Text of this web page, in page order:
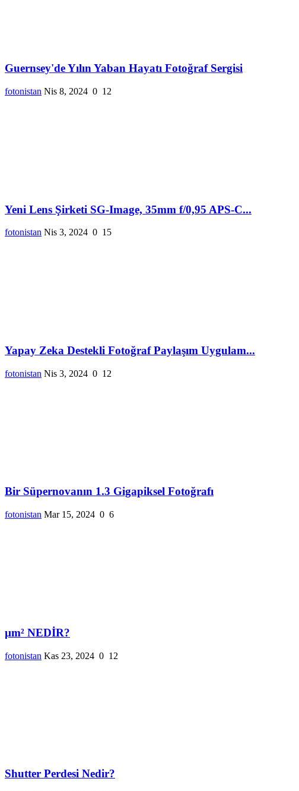
Guernsey'de Yılın Yaban Hayatı Fotoğraf Sergisi
fotonistan Nis 8, 2024 0 12
Yeni Lens Şirketi SG-Image, 35mm f/0,95 APS-C...
fotonistan Nis 3, 2024 0 15
Yapay Zeka Destekli Fotoğraf Paylaşım Uygulam...
fotonistan Nis 3, 2024 0 12
Bir Süpernovanın 1.3 Gigapiksel Fotoğrafı
fotonistan Mar 15, 2024 0 6
µm² NEDİR?
fotonistan Kas 23, 2024 0 12
Shutter Perdesi Nedir?